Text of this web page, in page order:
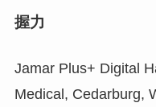
握力
Jamar Plus+ Digital
Medical, Cedarburg,